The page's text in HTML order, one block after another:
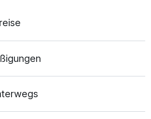
- für jeden etwas. Prima!
danke für 3 schöne Tage in
1 Kind